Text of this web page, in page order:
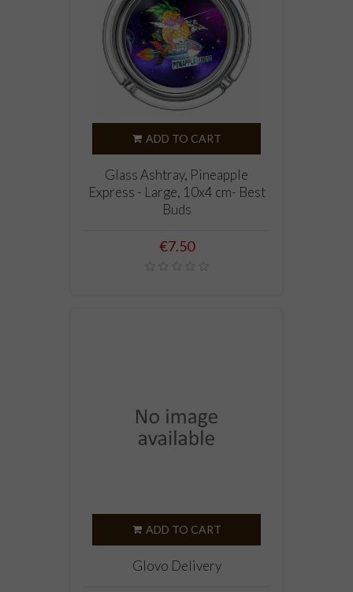
ADD TO CART
Glass Ashtray, Pineapple
Express - Large, 10x4 cm- Best
Buds
Price
€7.50
ADD TO CART
Glovo Delivery